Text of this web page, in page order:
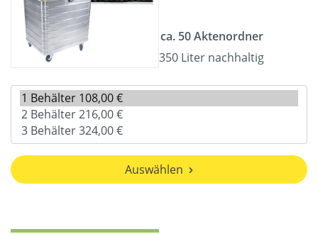
ca. 50 Aktenordner
350 Liter nachhaltig
Auswählen